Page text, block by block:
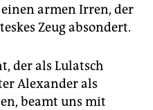
armen Irren, der
Zeug absondert.
der als Lulatsch
Alexander als
beamt uns mit